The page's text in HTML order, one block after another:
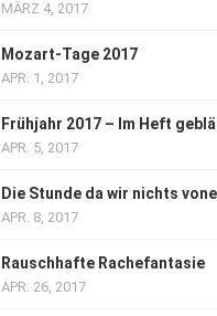
MÄRZ 4, 2017
Mozart-Tage 2017
APR. 1, 2017
Frühjahr 2017 – Im Heft
APR. 5, 2017
Die Stunde da wir nichts
APR. 8, 2017
Rauschhafte Rachefantasie
APR. 26, 2017